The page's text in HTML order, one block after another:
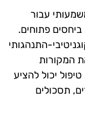
עבור
פתוחים.
התנהגותי
המקורות
יכול להציע
תסכולים